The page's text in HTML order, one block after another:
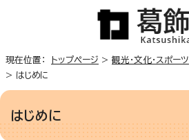
現在位置： トップページ > 観光・文化・スポーツ
> はじめに
はじめに